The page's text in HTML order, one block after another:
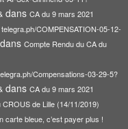
dans CA du 9 mars 2021
COMPENSATION-05-12-
dans Compte Rendu du CA du
Compensations-03-29-5?
dans CA du 9 mars 2021
de Lille (14/11/2019)
carte bleue, c’est payer plus !